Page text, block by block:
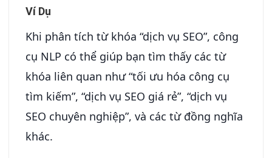
Ví Dụ
Khi phân tích từ khóa “dịch vụ SEO”, công
cụ NLP có thể giúp bạn tìm thấy các từ
khóa liên quan như “tối ưu hóa công cụ
tìm kiếm”, “dịch vụ SEO giá rẻ”, “dịch vụ
SEO chuyên nghiệp”, và các từ đồng nghĩa
khác.